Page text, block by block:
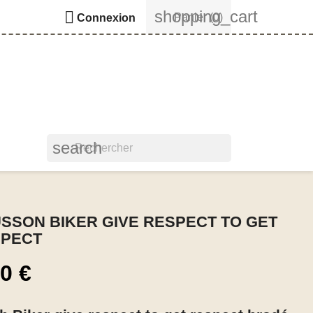
 Connexion shopping_cart
Panier (0)
search
BIKER GIVE RESPECT TO GET
€